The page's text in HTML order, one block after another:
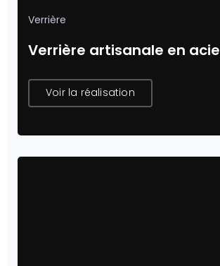
Verrière
Verrière artisanale en
Voir la réalisation